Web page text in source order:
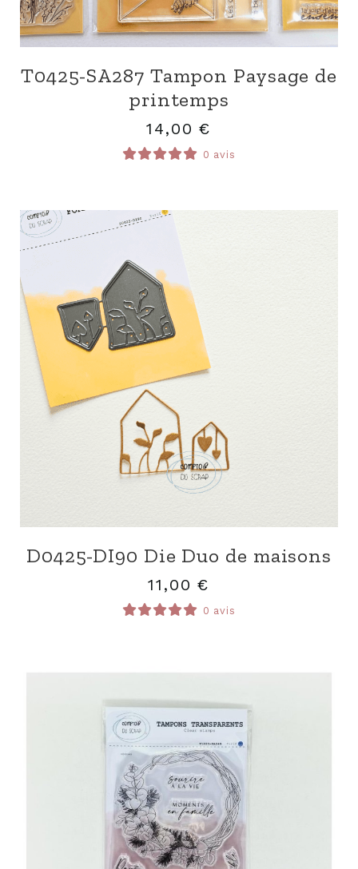
T0425-SA287 Tampon Paysage de
printemps
14,00 €
0 avis
D0425-DI90 Die Duo de maisons
11,00 €
0 avis